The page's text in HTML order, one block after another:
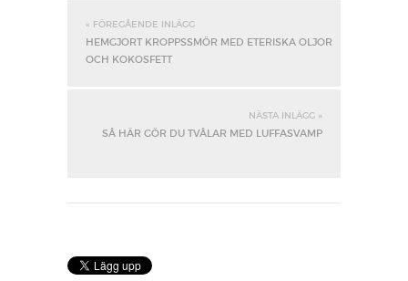
« FÖREGÅENDE INLÄGG
HEMGJORT KROPPSSMÖR MED ETERISKA OLJOR
OCH KOKOSFETT
NÄSTA INLÄGG »
SÅ HÄR GÖR DU TVÅLAR MED LUFFASVAMP